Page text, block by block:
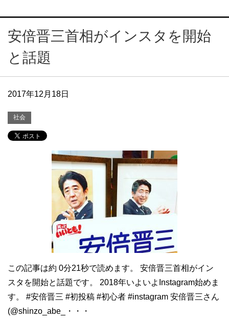
安倍晋三首相がインスタを開始
と話題
2017年12月18日
社会
この記事は約 0分21秒で読めます。 安倍晋三首相がイン
スタを開始と話題です。 2018年いよいよInstagram始めま
す。 #安倍晋三 #初投稿 #初心者 #instagram 安倍晋三さん
(@shinzo_abe_・・・